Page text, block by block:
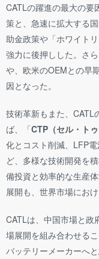
CATLの躍進の最大の要
策と、急速に拡大する
助金政策や「ホワイト
強力に後押しした。さ
や、欧米のOEMとの早
因となった。
技術革新もまた、CATL
ば、「CTP（セル・トゥ
化とコスト削減、LFP
ど、多様な技術開発を
備投資と効率的な生産
展開も、世界市場にお
CATLは、中国市場と政
場展開を組み合わせる
バッテリーメーカーへ